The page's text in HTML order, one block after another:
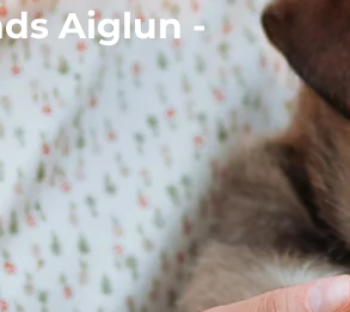
Aiglun -